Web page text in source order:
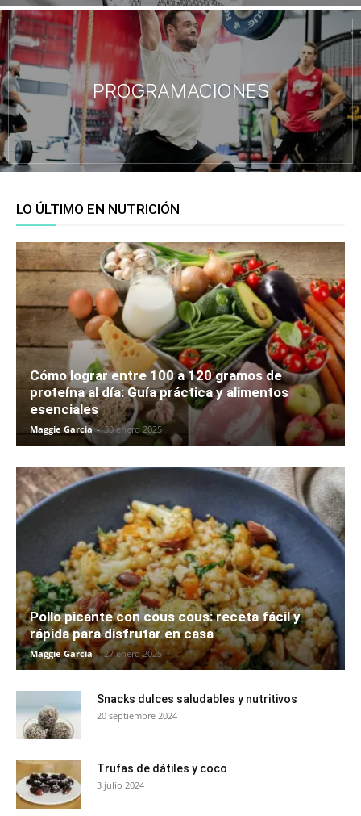
PROGRAMACIONES
LO ÚLTIMO EN NUTRICIÓN
Cómo lograr entre 100 a 120 gramos de
proteína al día: Guía práctica y alimentos
esenciales
Maggie Garcia - 30 enero 2025
Pollo picante con cous cous: receta fácil y
rápida para disfrutar en casa
Maggie Garcia - 27 enero 2025
Snacks dulces saludables y nutritivos
20 septiembre 2024
Trufas de dátiles y coco
3 julio 2024